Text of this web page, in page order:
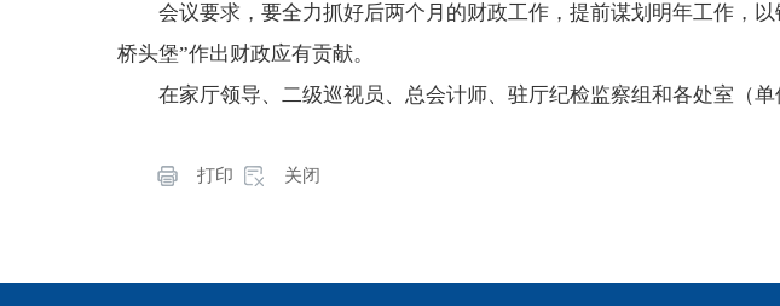
会议要求，要全力抓好后两个月的财政工作，提前谋划明年工作，
桥头堡”作出财政应有贡献。
在家厅领导、二级巡视员、总会计师、驻厅纪检监察组和各处室（单
打印 关闭